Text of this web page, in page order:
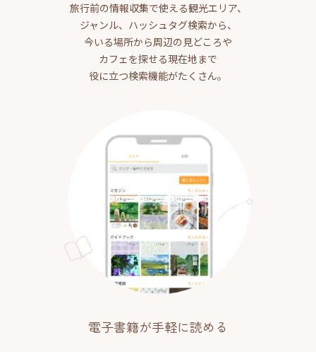
旅行前の情報収集で使える観光エリア、
ジャンル、ハッシュタグ検索から、
今いる場所から周辺の見どころや
カフェを探せる現在地まで
役に立つ検索機能がたくさん。
電子書籍が手軽に読める